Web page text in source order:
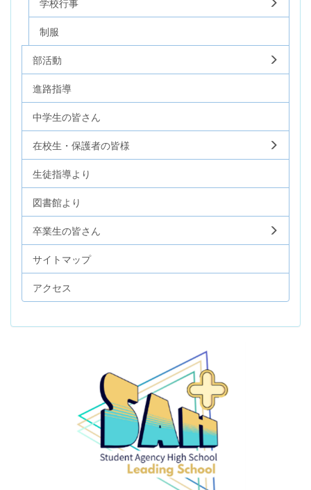
制服
部活動
進路指導
中学生の皆さん
在校生・保護者の皆様
生徒指導より
図書館より
卒業生の皆さん
サイトマップ
アクセス